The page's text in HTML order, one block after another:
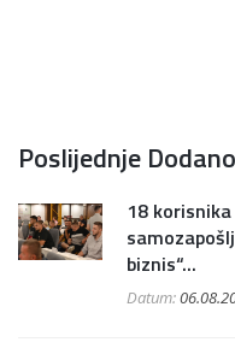
Poslijednje Dodano
18
biznis“...
Datum: